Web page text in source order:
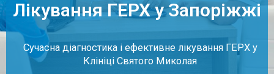
Лікування ГЕРХ у Запоріжжі
Сучасна діагностика і ефективне лікування ГЕРХ у
Клініці Святого Миколая